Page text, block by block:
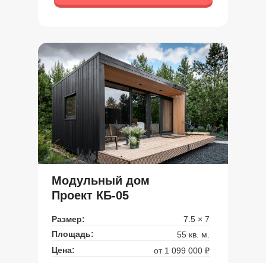
Модульный дом
Проект КБ-05
Размер:
7.5 × 7
Площадь:
55 кв. м.
Цена:
от 1 099 000 ₽